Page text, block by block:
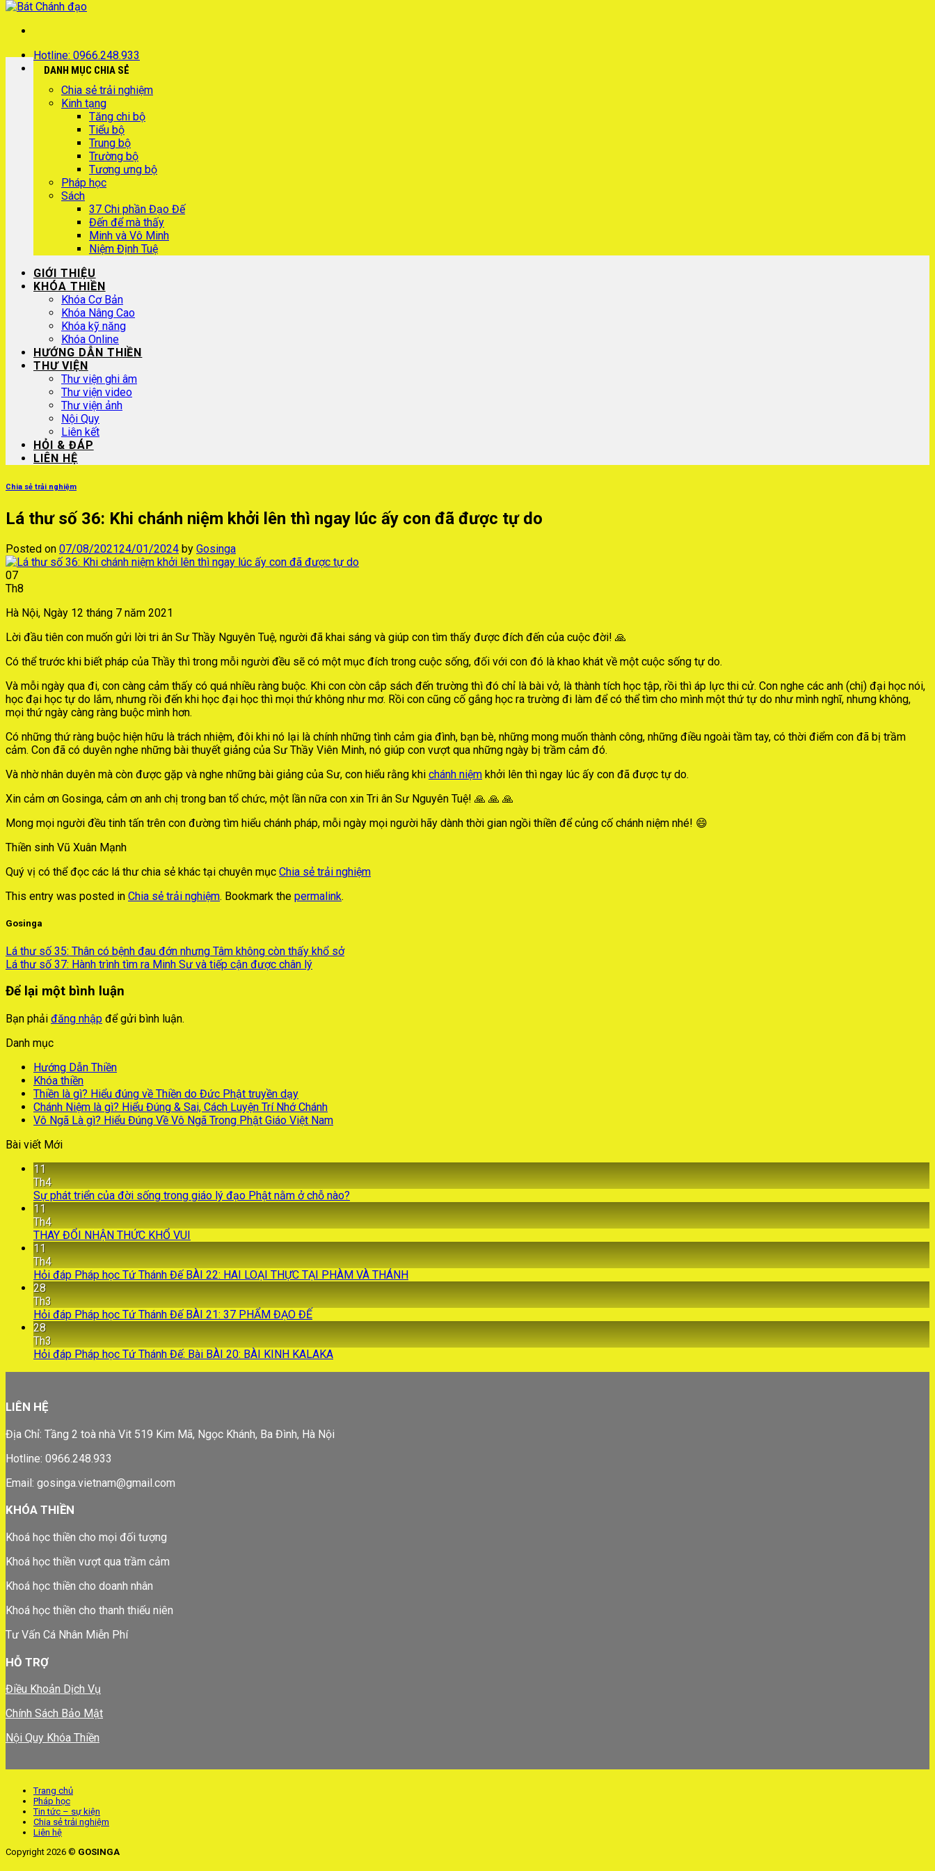
Hotline: 0966.248.933
DANH MỤC CHIA SẺ
Chia sẻ trải nghiệm
Kinh tạng
Tăng chi bộ
Tiểu bộ
Trung bộ
Trường bộ
Tương ưng bộ
Pháp học
Sách
37 Chi phần Đạo Đế
Đến để mà thấy
Minh và Vô Minh
Niệm Định Tuệ
GIỚI THIỆU
KHÓA THIỀN
Khóa Cơ Bản
Khóa Nâng Cao
Khóa kỹ năng
Khóa Online
HƯỚNG DẪN THIỀN
THƯ VIỆN
Thư viện ghi âm
Thư viện video
Thư viện ảnh
Nội Quy
Liên kết
HỎI & ĐÁP
LIÊN HỆ
Chia sẻ trải nghiệm
Lá thư số 36: Khi chánh niệm khởi lên thì ngay lúc ấy con đã được tự do
Posted on 07/08/202124/01/2024 by Gosinga
07
Th8
Hà Nội, Ngày 12 tháng 7 năm 2021
Lời đầu tiên con muốn gửi lời tri ân Sư Thầy Nguyên Tuệ, người đã khai sáng và giúp con tìm thấy được đích đến của cuộc đời! 🙏
Có thể trước khi biết pháp của Thầy thì trong mỗi người đều sẽ có một mục đích trong cuộc sống, đối với con đó là khao khát về một cuộc sống tự do.
Và mỗi ngày qua đi, con càng cảm thấy có quá nhiều ràng buộc. Khi con còn cắp sách đến trường thì đó chỉ là bài vở, là thành tích học tập, rồi thì áp lực thi cử. Con nghe các anh (chị) đại học nói,
học đại học tự do lắm, nhưng rồi đến khi học đại học thì mọi thứ không như mơ. Rồi con cũng cố gắng học ra trường đi làm để có thể tìm cho mình một thứ tự do như mình nghĩ, nhưng không,
mọi thứ ngày càng ràng buộc mình hơn.
Có những thứ ràng buộc hiện hữu là trách nhiệm, đôi khi nó lại là chính những tình cảm gia đình, bạn bè, những mong muốn thành công, những điều ngoài tầm tay, có thời điểm con đã bị trầm
cảm. Con đã có duyên nghe những bài thuyết giảng của Sư Thầy Viên Minh, nó giúp con vượt qua những ngày bị trầm cảm đó.
Và nhờ nhân duyên mà còn được gặp và nghe những bài giảng của Sư, con hiểu rằng khi chánh niệm khởi lên thì ngay lúc ấy con đã được tự do.
Xin cảm ơn Gosinga, cảm ơn anh chị trong ban tổ chức, một lần nữa con xin Tri ân Sư Nguyên Tuệ! 🙏 🙏 🙏
Mong mọi người đều tinh tấn trên con đường tìm hiểu chánh pháp, mỗi ngày mọi người hãy dành thời gian ngồi thiền để củng cố chánh niệm nhé! 😄
Thiền sinh Vũ Xuân Mạnh
Quý vị có thể đọc các lá thư chia sẻ khác tại chuyên mục Chia sẻ trải nghiệm
This entry was posted in Chia sẻ trải nghiệm. Bookmark the permalink.
Gosinga
Lá thư số 35: Thân có bệnh đau đớn nhưng Tâm không còn thấy khổ sở
Lá thư số 37: Hành trình tìm ra Minh Sư và tiếp cận được chân lý
Để lại một bình luận
Bạn phải đăng nhập để gửi bình luận.
Danh mục
Hướng Dẫn Thiền
Khóa thiền
Thiền là gì? Hiểu đúng về Thiền do Đức Phật truyền dạy
Chánh Niệm là gì? Hiểu Đúng & Sai, Cách Luyện Trí Nhớ Chánh
Vô Ngã Là gì? Hiểu Đúng Về Vô Ngã Trong Phật Giáo Việt Nam
Bài viết Mới
11
Th4
Sự phát triển của đời sống trong giáo lý đạo Phật nằm ở chỗ nào?
11
Th4
THAY ĐỔI NHẬN THỨC KHỔ VUI
11
Th4
Hỏi đáp Pháp học Tứ Thánh Đế BÀI 22: HAI LOẠI THỰC TẠI PHÀM VÀ THÁNH
28
Th3
Hỏi đáp Pháp học Tứ Thánh Đế BÀI 21: 37 PHẨM ĐẠO ĐẾ
28
Th3
Hỏi đáp Pháp học Tứ Thánh Đế: Bài BÀI 20: BÀI KINH KALAKA
LIÊN HỆ
Địa Chỉ: Tầng 2 toà nhà Vit 519 Kim Mã, Ngọc Khánh, Ba Đình, Hà Nội
Hotline: 0966.248.933
Email: gosinga.vietnam@gmail.com
KHÓA THIỀN
Khoá học thiền cho mọi đối tượng
Khoá học thiền vượt qua trầm cảm
Khoá học thiền cho doanh nhân
Khoá học thiền cho thanh thiếu niên
Tư Vấn Cá Nhân Miễn Phí
HỖ TRỢ
Điều Khoản Dịch Vụ
Chính Sách Bảo Mật
Nội Quy Khóa Thiền
Trang chủ
Pháp học
Tin tức – sự kiện
Chia sẻ trải nghiệm
Liên hệ
Copyright 2026 © GOSINGA